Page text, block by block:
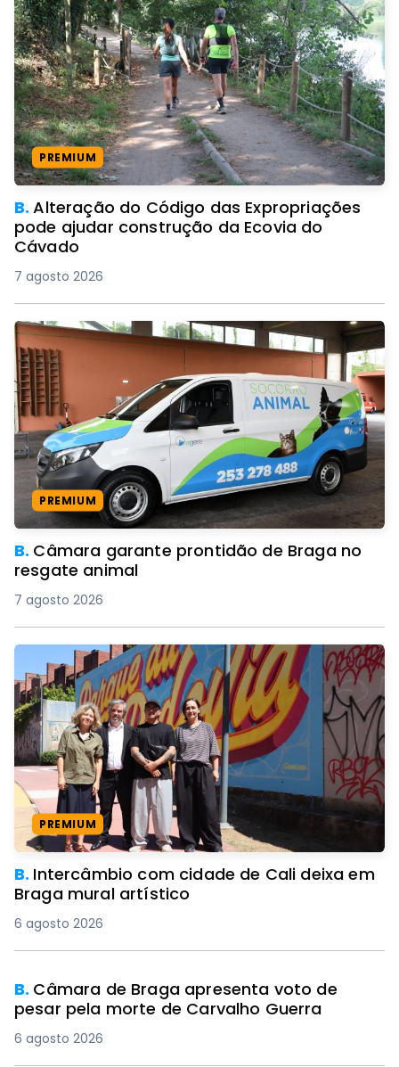
PREMIUM
B.Alteração do Código das Expropriações
pode ajudar construção da Ecovia do
Cávado
7 agosto 2026
PREMIUM
B. Câmara garante prontidão de Braga no
resgate animal
7 agosto 2026
PREMIUM
B. Intercâmbio com cidade de Cali deixa em
Braga mural artístico
6 agosto 2026
B. Câmara de Braga apresenta voto de
pesar pela morte de Carvalho Guerra
6 agosto 2026